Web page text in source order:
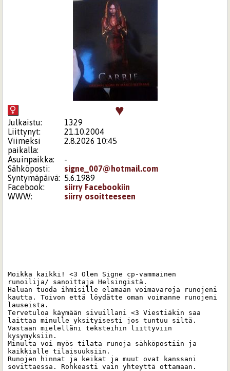
♥
Julkaistu:
1329
Liittynyt:
21.10.2004
Viimeksi
paikalla:
2.8.2026 10:45
Asuinpaikka:
-
Sähköposti:
signe_007@hotmail.com
Syntymäpäivä: 5.6.1989
Facebook:
siirry Facebookiin
WWW:
siirry osoitteeseen
Moikka kaikki! <3 Olen Signe cp-vammainen
runoilija/ sanoittaja Helsingistä.
Haluan tuoda ihmisille elämään voimavaroja runojeni
kautta. Toivon että löydätte oman voimanne runojeni
lauseista.
Tervetuloa käymään sivuillani <3 Viestiäkin saa
laittaa minulle yksityisesti jos tuntuu siltä.
Vastaan mielelläni teksteihin liittyviin
kysymyksiin.
Minulta voi myös tilata runoja sähköpostiin ja
kaikkialle tilaisuuksiin.
Runojen hinnat ja keikat ja muut ovat kanssani
sovittaessa. Rohkeasti vain yhteyttä ottamaan.